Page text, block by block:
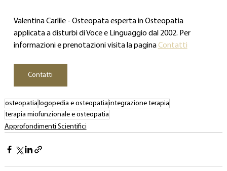
Valentina Carlile - Osteopata esperta in Osteopatia
applicata a disturbi di Voce e Linguaggio dal 2002. Per
informazioni e prenotazioni visita la pagina Contatti
Contatti
osteopatia logopedia e osteopatia integrazione terapia
terapia miofunzionale e osteopatia
Approfondimenti Scientifici